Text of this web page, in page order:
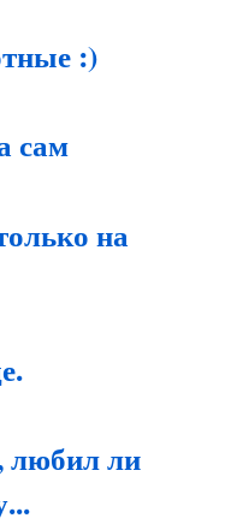
:)
сам
на
любил ли